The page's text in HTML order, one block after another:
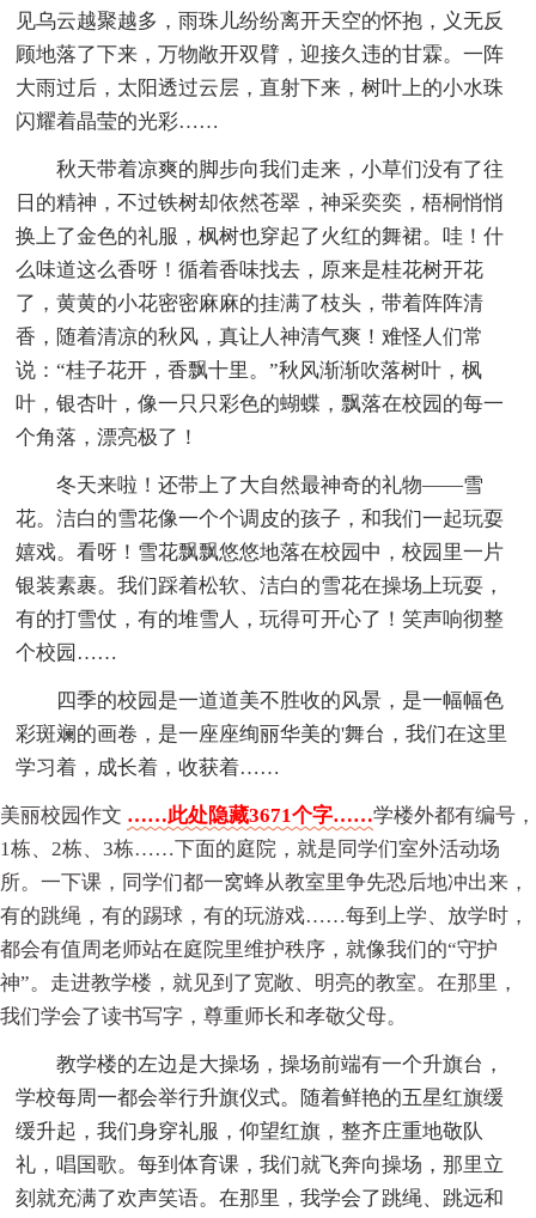
见乌云越聚越多，雨珠儿纷纷离开天空的怀抱，义无反
顾地落了下来，万物敞开双臂，迎接久违的甘霖。一阵
大雨过后，太阳透过云层，直射下来，树叶上的小水珠
闪耀着晶莹的光彩……
秋天带着凉爽的脚步向我们走来，小草们没有了往
日的精神，不过铁树却依然苍翠，神采奕奕，梧桐悄悄
换上了金色的礼服，枫树也穿起了火红的舞裙。哇！什
么味道这么香呀！循着香味找去，原来是桂花树开花
了，黄黄的小花密密麻麻的挂满了枝头，带着阵阵清
香，随着清凉的秋风，真让人神清气爽！难怪人们常
说：“桂子花开，香飘十里。”秋风渐渐吹落树叶，枫
叶，银杏叶，像一只只彩色的蝴蝶，飘落在校园的每一
个角落，漂亮极了！
冬天来啦！还带上了大自然最神奇的礼物——雪
花。洁白的雪花像一个个调皮的孩子，和我们一起玩耍
嬉戏。看呀！雪花飘飘悠悠地落在校园中，校园里一片
银装素裹。我们踩着松软、洁白的雪花在操场上玩耍，
有的打雪仗，有的堆雪人，玩得可开心了！笑声响彻整
个校园……
四季的校园是一道道美不胜收的风景，是一幅幅色
彩斑斓的画卷，是一座座绚丽华美的'舞台，我们在这里
学习着，成长着，收获着……
美丽校园作文 ……此处隐藏3671个字……学楼外都有编号，
1栋、2栋、3栋……下面的庭院，就是同学们室外活动场
所。一下课，同学们都一窝蜂从教室里争先恐后地冲出来，
有的跳绳，有的踢球，有的玩游戏……每到上学、放学时，
都会有值周老师站在庭院里维护秩序，就像我们的“守护
神”。走进教学楼，就见到了宽敞、明亮的教室。在那里，
我们学会了读书写字，尊重师长和孝敬父母。
教学楼的左边是大操场，操场前端有一个升旗台，
学校每周一都会举行升旗仪式。随着鲜艳的五星红旗缓
缓升起，我们身穿礼服，仰望红旗，整齐庄重地敬队
礼，唱国歌。每到体育课，我们就飞奔向操场，那里立
刻就充满了欢声笑语。在那里，我学会了跳绳、跳远和